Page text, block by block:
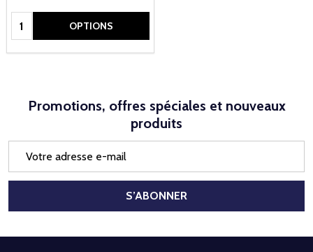
Quantité: OPTIONS
Promotions, offres spéciales et nouveaux
produits
mail
S’ABONNER